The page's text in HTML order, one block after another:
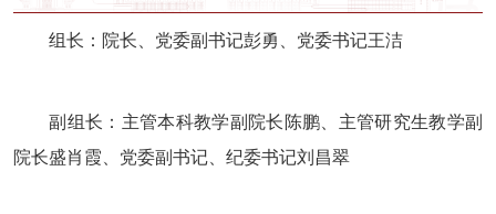
组长：院长、党委副书记彭勇、党委书记王洁
副组长：主管本科教学副院长陈鹏、主管研究生教学副
院长盛肖霞、 党委副书记、纪委书记刘昌翠